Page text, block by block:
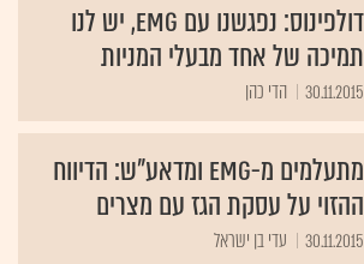
דולפינוס: נפגשנו עם EMG, יש לנו
תמיכה של אחד מבעלי המניות
30.11.2015 הדי כהן
מתעלמים מ-EMG ומדאע"ש: הדיווח
ההזוי על עסקת הגז עם מצרים
30.11.2015 עדי בן ישראל